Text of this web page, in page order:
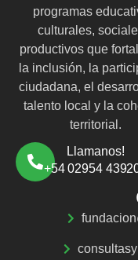
programas
culturales,
productivos que
la inclusión, la
ciudadana, el
talento local y la
territorial.
Llamanos!
+54 02954